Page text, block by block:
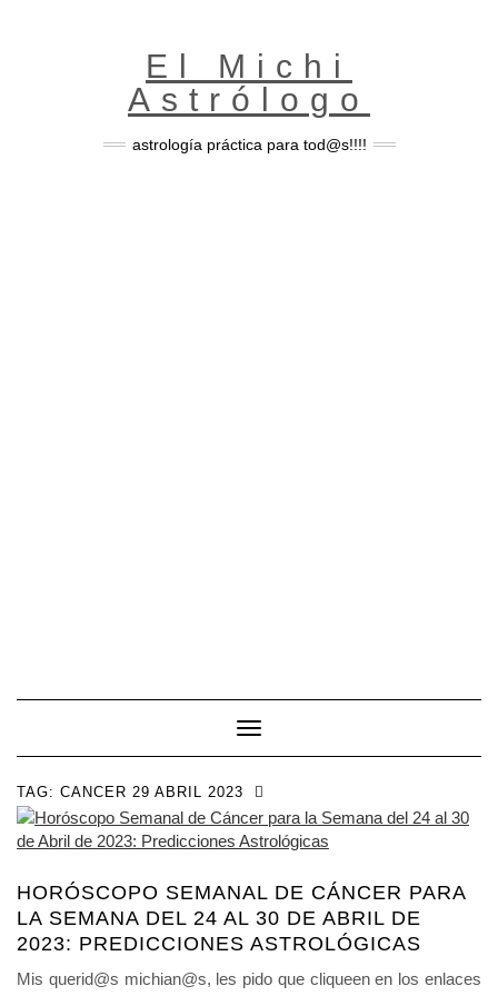
El Michi
Astrólogo
astrología práctica para tod@s!!!!
Toggle Navigation
TAG: CANCER 29 ABRIL 2023
HORÓSCOPO SEMANAL DE CÁNCER PARA
LA SEMANA DEL 24 AL 30 DE ABRIL DE
2023: PREDICCIONES ASTROLÓGICAS
Mis querid@s michian@s, les pido que cliqueen en los enlaces